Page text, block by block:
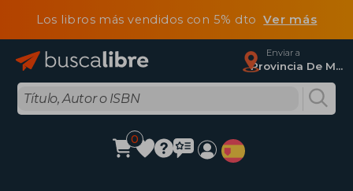
Los libros más vendidos con 5% dtoVer más
Enviar a
Provincia De Madrid
0